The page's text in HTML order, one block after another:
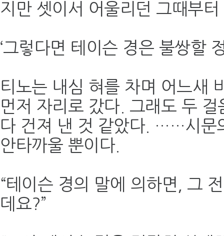
지만 셋이서 어울리던 그때부
‘그렇다면 테이슨 경은 불쌍할
티노는 내심 혀를 차며 어느새
먼저 자리로 갔다. 그래도 두
다 건져 낸 것 같았다. ……시문
안타까울 뿐이다.
“테이슨 경의 말에 의하면, 그
데요?”